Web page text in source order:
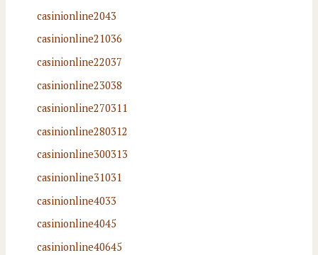
casinionline2043
casinionline21036
casinionline22037
casinionline23038
casinionline270311
casinionline280312
casinionline300313
casinionline31031
casinionline4033
casinionline4045
casinionline40645